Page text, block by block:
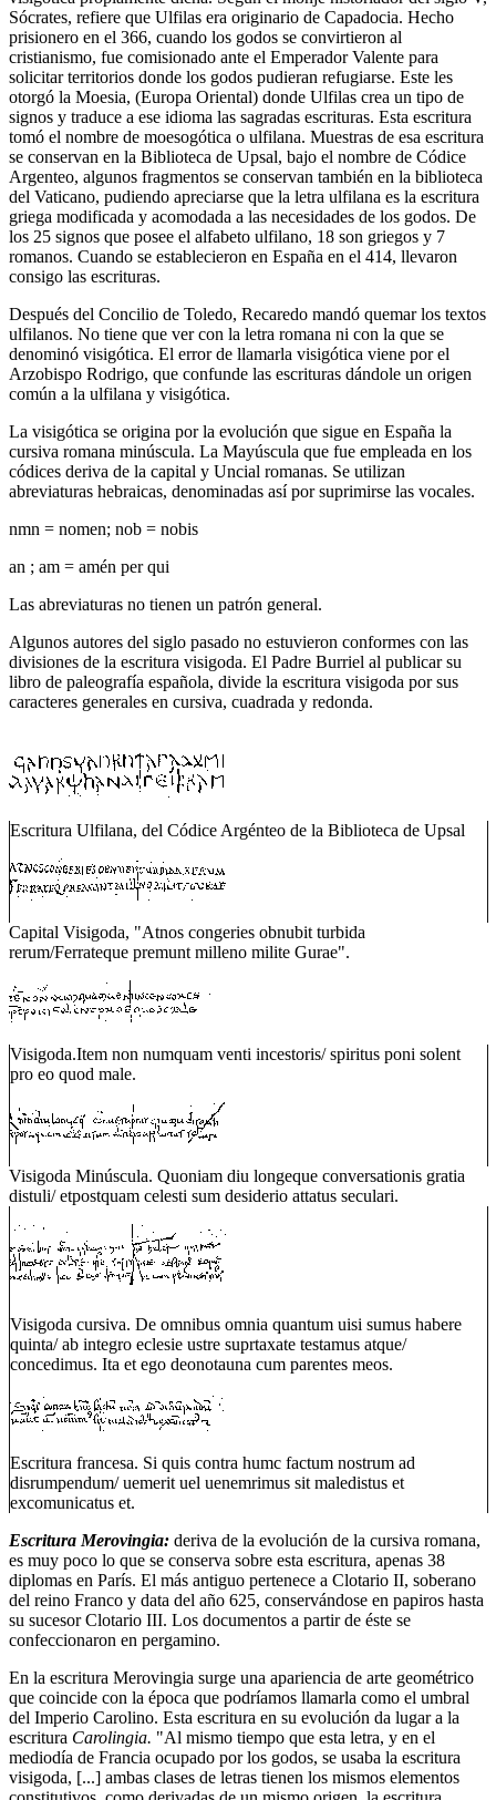
Sócrates, refiere que Ulfilas era originario de Capadocia. Hecho
prisionero en el 366, cuando los godos se convirtieron al
cristianismo, fue comisionado ante el Emperador Valente para
solicitar territorios donde los godos pudieran refugiarse. Este les
otorgó la Moesia, (Europa Oriental) donde Ulfilas crea un tipo de
signos y traduce a ese idioma las sagradas escrituras. Esta escritura
tomó el nombre de moesogótica o ulfilana. Muestras de esa escritura
se conservan en la Biblioteca de Upsal, bajo el nombre de Códice
Argenteo, algunos fragmentos se conservan también en la biblioteca
del Vaticano, pudiendo apreciarse que la letra ulfilana es la escritura
griega modificada y acomodada a las necesidades de los godos. De
los 25 signos que posee el alfabeto ulfilano, 18 son griegos y 7
romanos. Cuando se establecieron en España en el 414, llevaron
consigo las escrituras.
Después del Concilio de Toledo, Recaredo mandó quemar los textos
ulfilanos. No tiene que ver con la letra romana ni con la que se
denominó visigótica. El error de llamarla visigótica viene por el
Arzobispo Rodrigo, que confunde las escrituras dándole un origen
común a la ulfilana y visigótica.
La visigótica se origina por la evolución que sigue en España la
cursiva romana minúscula. La Mayúscula que fue empleada en los
códices deriva de la capital y Uncial romanas. Se utilizan
abreviaturas hebraicas, denominadas así por suprimirse las vocales.
nmn = nomen; nob = nobis
an ; am = amén per qui
Las abreviaturas no tienen un patrón general.
Algunos autores del siglo pasado no estuvieron conformes con las
divisiones de la escritura visigoda. El Padre Burriel al publicar su
libro de paleografía española, divide la escritura visigoda por sus
caracteres generales en cursiva, cuadrada y redonda.
Escritura Ulfilana, del Códice Argénteo de la Biblioteca de Upsal
Capital Visigoda, "Atnos congeries obnubit turbida
rerum/Ferrateque premunt milleno milite Gurae".
Visigoda.Item non numquam venti incestoris/ spiritus poni solent
pro eo quod male.
Visigoda Minúscula. Quoniam diu longeque conversationis gratia
distuli/ etpostquam celesti sum desiderio attatus seculari.
Visigoda cursiva. De omnibus omnia quantum uisi sumus habere
quinta/ ab integro eclesie ustre suprtaxate testamus atque/
concedimus. Ita et ego deonotauna cum parentes meos.
Escritura francesa. Si quis contra humc factum nostrum ad
disrumpendum/ uemerit uel uenemrimus sit maledistus et
excomunicatus et.
Escritura Merovingia: deriva de la evolución de la cursiva romana,
es muy poco lo que se conserva sobre esta escritura, apenas 38
diplomas en París. El más antiguo pertenece a Clotario II, soberano
del reino Franco y data del año 625, conservándose en papiros hasta
su sucesor Clotario III. Los documentos a partir de éste se
confeccionaron en pergamino.
En la escritura Merovingia surge una apariencia de arte geométrico
que coincide con la época que podríamos llamarla como el umbral
del Imperio Carolino. Esta escritura en su evolución da lugar a la
escritura Carolingia. "Al mismo tiempo que esta letra, y en el
mediodía de Francia ocupado por los godos, se usaba la escritura
visigoda, [...] ambas clases de letras tienen los mismos elementos